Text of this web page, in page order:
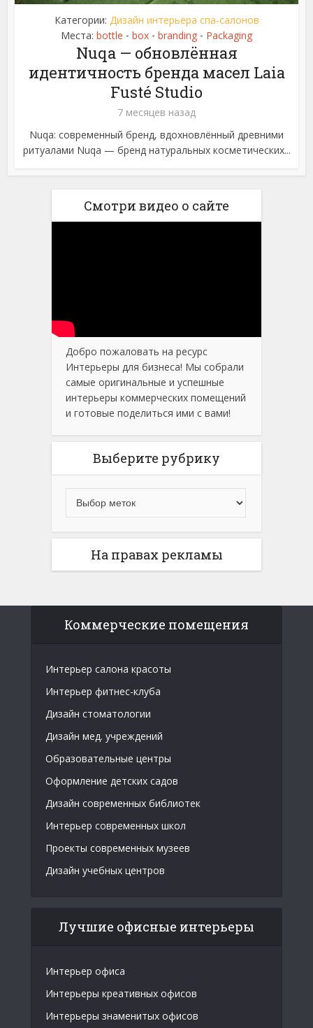
Категории: Дизайн интерьера спа-салонов
Места: bottle • box • branding • Packaging
Nuqa — обновлённая
идентичность бренда масел Laia
Fusté Studio
7 месяцев назад
Nuqa: современный бренд, вдохновлённый древними
ритуалами Nuqa — бренд натуральных косметических...
Смотри видео о сайте
Добро пожаловать на ресурс
Интерьеры для бизнеса! Мы собрали
самые оригинальные и успешные
интерьеры коммерческих помещений
и готовые поделиться ими с вами!
Выберите рубрику
На правах рекламы
Коммерческие помещения
Интерьер салона красоты
Интерьер фитнес-клуба
Дизайн стоматологии
Дизайн мед. учреждений
Образовательные центры
Оформление детских садов
Дизайн современных библиотек
Интерьер современных школ
Проекты современных музеев
Дизайн учебных центров
Лучшие офисные интерьеры
Интерьер офиса
Интерьеры креативных офисов
Интерьеры знаменитых офисов